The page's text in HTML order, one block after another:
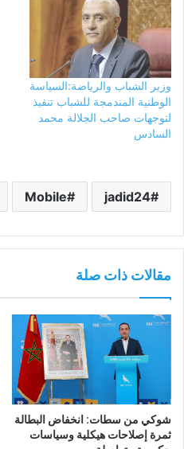
وزير الشباب والرياضة:السياسة
الوطنية المندمجة للشباب تنفيذ
لتوجهات صاحب الجلالة محمد
السادس
jadid24
Mobile
مقالات ذات صلة
شوكي من سطات: انخفاض البطالة
ثمرة إصلاحات هيكلية وسياسات